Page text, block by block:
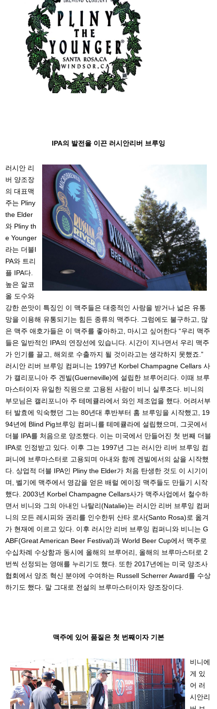
IPA의 발전을 이끈 러시안리버 브루잉
러시안 리
버 양조장
의 대표맥
주는 Pliny
the Elder
와 Pliny th
e Younger
라는 더블I
PA와 트리
플 IPA다.
높은 알코
올 도수와
강한 쓴맛이 특징인 이 맥주들은 대중적인 사랑을 받거나 넓은 유통
망을 이용해 유통되기는 힘든 종류의 맥주다. 그럼에도 불구하고, 많
은 맥주 애호가들은 이 맥주를 좋아하고, 마시고 싶어한다 “우리 맥주
들은 일반적인 IPA의 연장선에 있습니다. 시간이 지나면서 우리 맥주
가 인기를 끌고, 해외로 수출까지 될 것이라고는 생각하지 못했죠.”
러시안 리버 브루잉 컴퍼니는 1997년 Korbel Champagne Cellars 사
가 캘리포니아 주 겐빌(Guerneville)에 설립한 브루어리다. 이때 브루
마스터이자 유일한 직원으로 고용된 사람이 비니 실루조다. 비니의
부모님은 캘리포니아 주 테메큘라에서 와인 제조업을 했다. 어려서부
터 발효에 익숙했던 그는 80년대 후반부터 홈 브루잉을 시작했고, 19
94년에 Blind Pig브루잉 컴퍼니를 테메큘라에 설립했으며, 그곳에서
더블 IPA를 처음으로 양조했다. 이는 미국에서 만들어진 첫 번째 더블
IPA로 인정받고 있다. 이후 그는 1997년 그는 러시안 리버 브루잉 컴
퍼니에 브루마스터로 고용되며 아내와 함께 겐빌에서의 삶을 시작했
다. 상업적 더블 IPA인 Pliny the Elder가 처음 탄생한 것도 이 시기이
며, 벨기에 맥주에서 영감을 얻은 배럴 에이징 맥주들도 만들기 시작
했다. 2003년 Korbel Champagne Cellars사가 맥주사업에서 철수하
면서 비니와 그의 아내인 나탈리(Natalie)는 러시안 리버 브루잉 컴퍼
니의 모든 레시피와 권리를 인수한뒤 산타 로사(Santo Rosa)로 옮겨
가 현재에 이르고 있다. 이후 러시안 리버 브루잉 컴퍼니와 비니는 G
ABF(Great American Beer Festival)과 World Beer Cup에서 맥주로
수십차례 수상함과 동시에 올해의 브루어리, 올해의 브루마스터로 2
번씩 선정되는 영애를 누리기도 했다. 또한 2017년에는 미국 양조사
협회에서 양조 혁신 분야에 수여하는 Russell Scherrer Award를 수상
하기도 했다. 말 그대로 전설의 브루마스터이자 양조장이다.
맥주에 있어 품질은 첫 번째이자 기본
비니에
게 있
어 러
시안리